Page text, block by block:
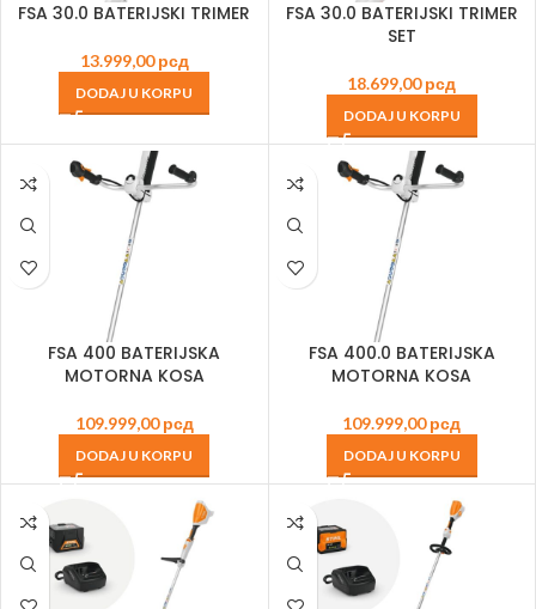
FSA 30.0 BATERIJSKI TRIMER
13.999,00рсд
DODAJ U KORPU
FSA 30.0 BATERIJSKI TRIMER
SET
18.699,00рсд
DODAJ U KORPU
FSA 400 BATERIJSKA
MOTORNA KOSA
109.999,00рсд
DODAJ U KORPU
FSA 400.0 BATERIJSKA
MOTORNA KOSA
109.999,00рсд
DODAJ U KORPU